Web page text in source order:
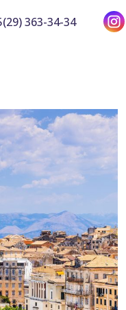
363-34-34